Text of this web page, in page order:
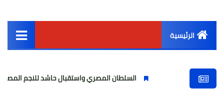
الرئيسية
أخبار مصر
السلطان المصري واستقبال حاشد للنجم المصري